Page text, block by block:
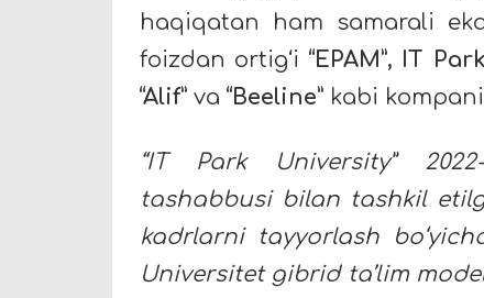
haqiqatan ham samarali
foizdan ortig‘i “EPAM”, IT
“Alif” va “Beeline” kabi
“IT Park University”
tashabbusi bilan tashkil
kadrlarni tayyorlash
Universitet gibrid ta’lim